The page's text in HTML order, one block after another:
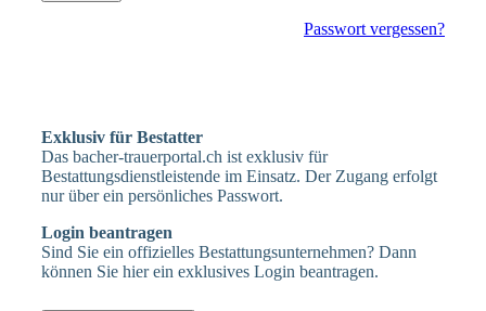
Passwort vergessen?
Exklusiv für Bestatter
Das bacher-trauerportal.ch ist exklusiv für
Bestattungsdienstleistende im Einsatz. Der Zugang erfolgt
nur über ein persönliches Passwort.
Login beantragen
Sind Sie ein offizielles Bestattungsunternehmen? Dann
können Sie hier ein exklusives Login beantragen.